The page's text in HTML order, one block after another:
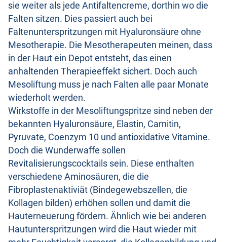
sie weiter als jede Antifaltencreme, dorthin wo die
Falten sitzen. Dies passiert auch bei
Faltenunterspritzungen mit Hyaluronsäure ohne
Mesotherapie. Die Mesotherapeuten meinen, dass
in der Haut ein Depot entsteht, das einen
anhaltenden Therapieeffekt sichert. Doch auch
Mesoliftung muss je nach Falten alle paar Monate
wiederholt werden.
Wirkstoffe in der Mesoliftungspritze sind neben der
bekannten Hyaluronsäure, Elastin, Carnitin,
Pyruvate, Coenzym 10 und antioxidative Vitamine.
Doch die Wunderwaffe sollen
Revitalisierungscocktails sein. Diese enthalten
verschiedene Aminosäuren, die die
Fibroplastenaktiviät (Bindegewebszellen, die
Kollagen bilden) erhöhen sollen und damit die
Hauterneuerung fördern. Ähnlich wie bei anderen
Hautunterspritzungen wird die Haut wieder mit